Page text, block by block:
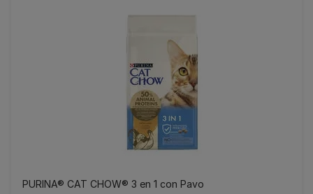
PURINA® CAT CHOW®​ 3 en 1 con Pavo